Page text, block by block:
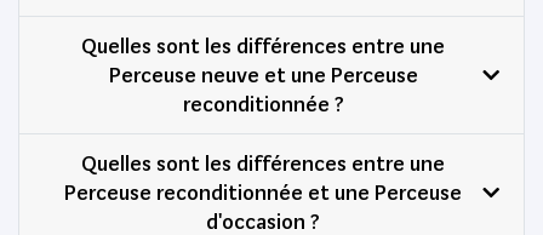
Quelles sont les différences entre une
Perceuse neuve et une Perceuse
reconditionnée ?
Quelles sont les différences entre une
Perceuse reconditionnée et une Perceuse
d'occasion ?